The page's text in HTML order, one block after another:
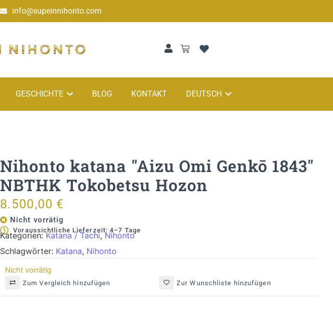
info@supeinnihonto.com
GESCHICHTE BLOG KONTAKT DEUTSCH
Nihonto katana "Aizu Omi Genkō 1843"
NBTHK Tokobetsu Hozon
8.500,00 €
Nicht vorrätig
Voraussichtliche Lieferzeit: 4–7 Tage
Kategorien:Katana / Tachi,Nihonto
Schlagwörter: Katana, Nihonto
Nicht vorrätig
Zum Vergleich hinzufügen Zur Wunschliste hinzufügen